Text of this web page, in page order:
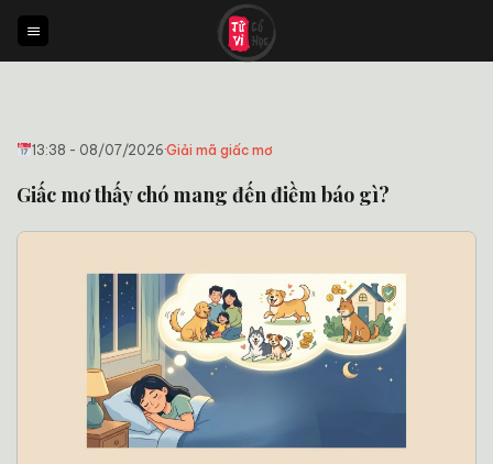
qua
nội
13:38 - 08/07/2026·Giải mã giấc mơ
Giấc mơ thấy chó mang đến điềm báo gì?